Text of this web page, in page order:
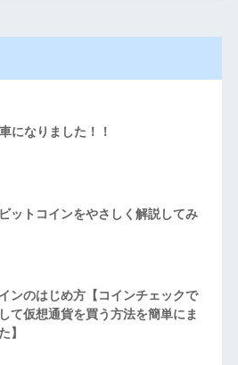
になりました！！
ットコインをやさしく解説してみ
ンのはじめ方【コインチェックで
て仮想通貨を買う方法を簡単にま
】